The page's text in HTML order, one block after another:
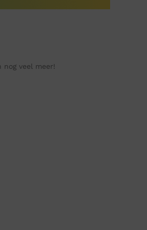
veel meer!